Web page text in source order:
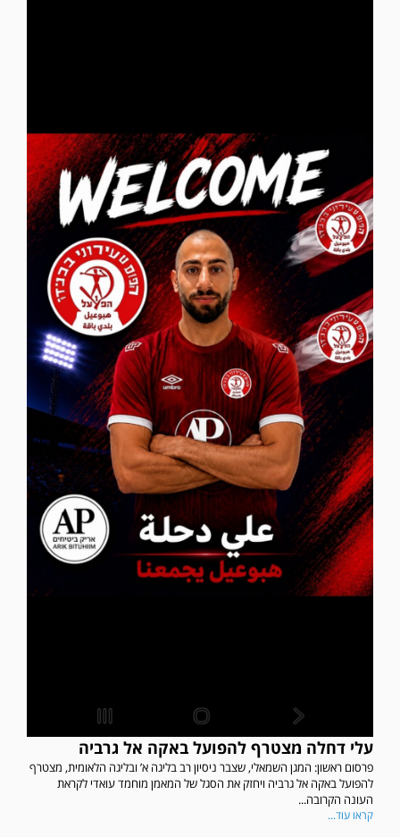
עלי דחלה מצטרף להפועל באקה אל גרביה
פרסום ראשון: המגן השמאלי, שצבר ניסיון רב בליגה א’ ובליגה הלאומית, מצטרף
להפועל באקה אל גרביה ויחזק את הסגל של המאמן מוחמד עואדי לקראת
העונה הקרובה...
קראו עוד...